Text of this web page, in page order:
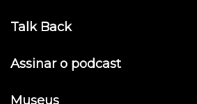
Talk Back
Assinar o podcast
Museus